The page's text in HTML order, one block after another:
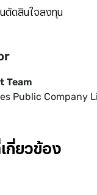
ตัดสินใจลงทุน
Team
Public Company
กี่ยวข้อง